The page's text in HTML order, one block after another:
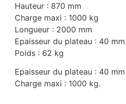
Hauteur : 870 mm
Charge maxi : 1000 kg
Longueur : 2000 mm
Epaisseur du plateau : 40 mm
Poids : 62 kg
Epaisseur du plateau : 40 mm
Charge maxi : 1000 kg.